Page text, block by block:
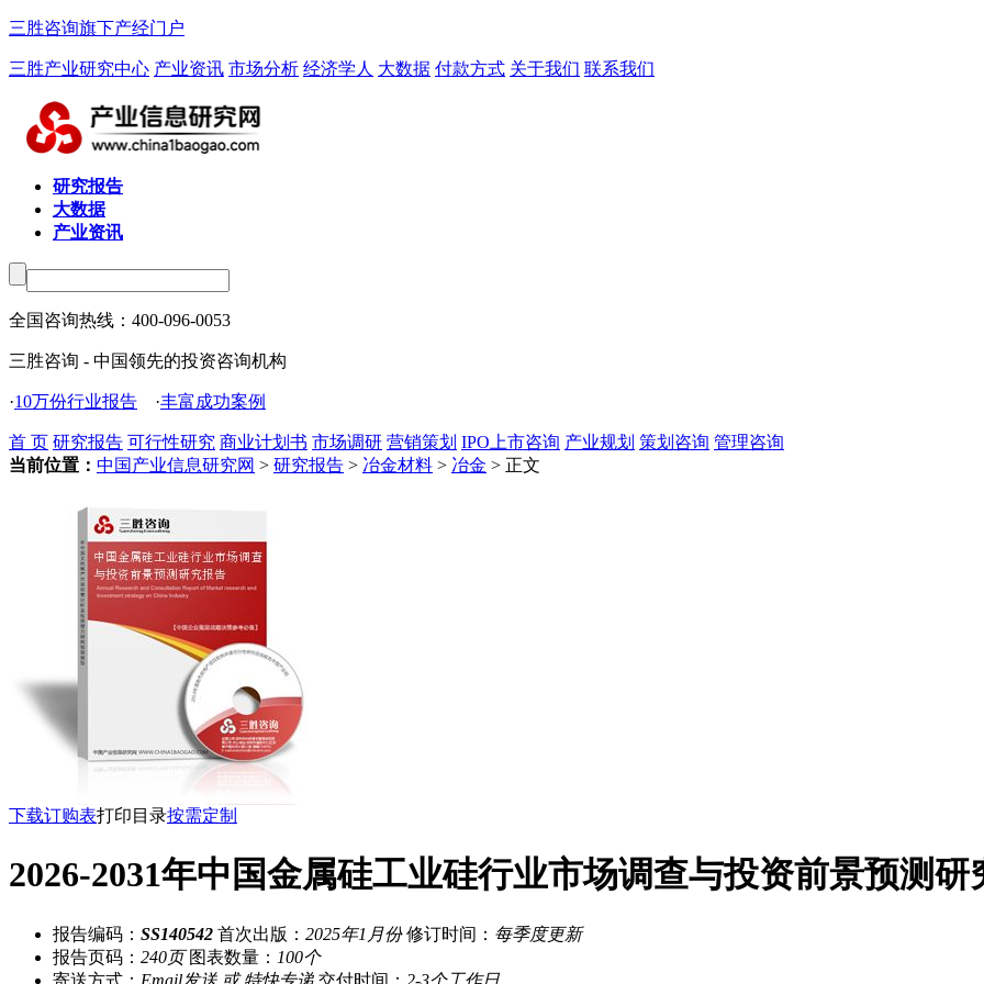
三胜咨询旗下产经门户
三胜产业研究中心 产业资讯 市场分析 经济学人 大数据 付款方式 关于我们 联系我们
研究报告
大数据
产业资讯
全国咨询热线： 400-096-0053
三胜咨询 - 中国领先的投资咨询机构
·10万份行业报告 ·丰富成功案例
首 页 研究报告 可行性研究 商业计划书 市场调研 营销策划 IPO上市咨询 产业规划 策划咨询 管理咨询
当前位置： 中国产业信息研究网 > 研究报告 > 冶金材料 > 冶金 > 正文
下载订购表打印目录按需定制
2026-2031年中国金属硅工业硅行业市场调查与投资前景预测研
报告编码： SS140542 首次出版： 2025年1月份修订时间： 每季度更新
报告页码： 240页图表数量： 100个
寄送方式： Email发送 或 特快专递 交付时间： 2-3个工作日